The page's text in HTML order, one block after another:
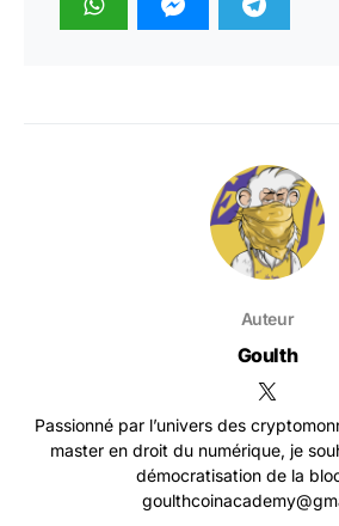
Auteur
Goulth
Passionné par l’univers des
master en droit du numérique, je
démocratisation de la